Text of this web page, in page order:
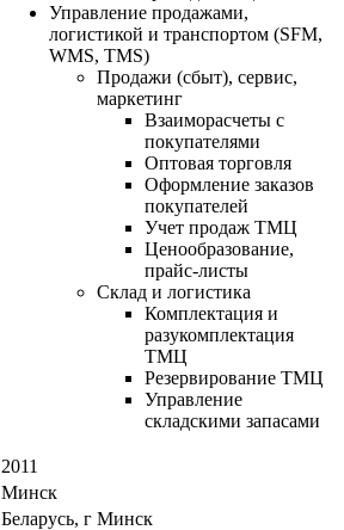
Управление продажами,
логистикой и транспортом (SFM,
WMS, TMS)
Продажи (сбыт), сервис,
маркетинг
Взаиморасчеты с
покупателями
Оптовая торговля
Оформление заказов
покупателей
Учет продаж ТМЦ
Ценообразование,
прайс-листы
Склад и логистика
Комплектация и
разукомплектация
ТМЦ
Резервирование ТМЦ
Управление
складскими запасами
2011
Минск
Беларусь, г Минск